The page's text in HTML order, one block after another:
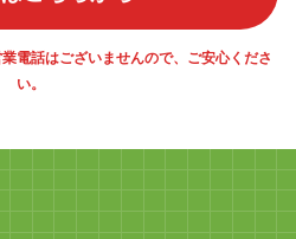
電話はございませんので、ご安心くださ
い。